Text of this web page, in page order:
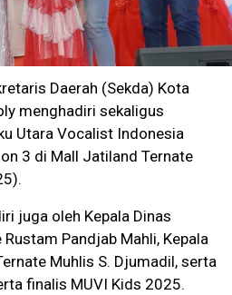
Daerah (Sekda) Kota
menghadiri sekaligus
Utara Vocalist Indonesia
3 di Mall Jatiland Ternate
juga oleh Kepala Dinas
Pandjab Mahli, Kepala
Muhlis S. Djumadil, serta
finalis MUVI Kids 2025.